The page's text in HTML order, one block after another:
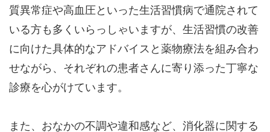
質異常症や高血圧といった生活習慣病で通院されて
いる方も多くいらっしゃいますが、生活習慣の改善
に向けた具体的なアドバイスと薬物療法を組み合わ
せながら、それぞれの患者さんに寄り添った丁寧な
診療を心がけています。
また、おなかの不調や違和感など、消化器に関する